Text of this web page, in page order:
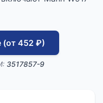
(от 452 ₽)
3517857-9